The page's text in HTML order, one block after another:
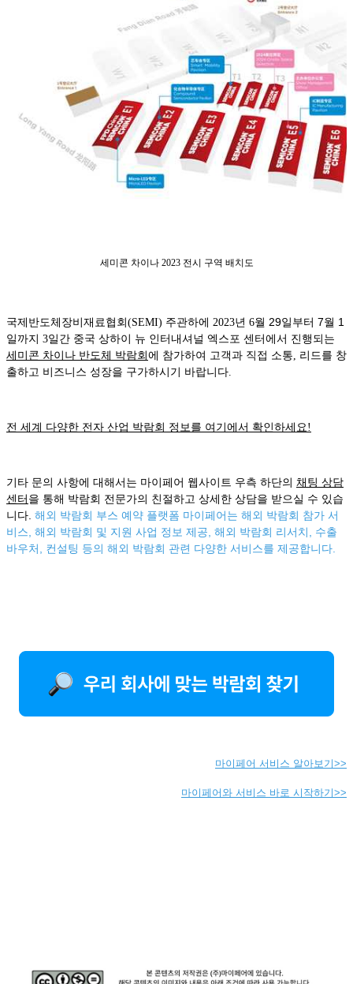
세미콘 차이나 2023 전시 구역 배치도
국제반도체장비재료협회(SEMI) 주관하에 2023년 6월 29일부터 7월 1
일까지 3일간 중국 상하이 뉴 인터내셔널 엑스포 센터에서 진행되는
세미콘 차이나 반도체 박람회 에 참가하여 고객과 직접 소통, 리드를 창
출하고 비즈니스 성장을 구가하시기 바랍니다.
전 세계 다양한 전자 산업 박람회 정보를 여기에서 확인하세요!
기타 문의 사항에 대해서는 마이페어 웹사이트 우측 하단의 채팅 상담
센터을 통해 박람회 전문가의 친절하고 상세한 상담을 받으실 수 있습
니다. 해외 박람회 부스 예약 플랫폼 마이페어는 해외 박람회 참가 서
비스, 해외 박람회 및 지원 사업 정보 제공, 해외 박람회 리서치, 수출
바우처, 컨설팅 등의 해외 박람회 관련 다양한 서비스를 제공합니다.
마이페어 서비스 알아보기>>
마이페어와 서비스 바로 시작하기>>